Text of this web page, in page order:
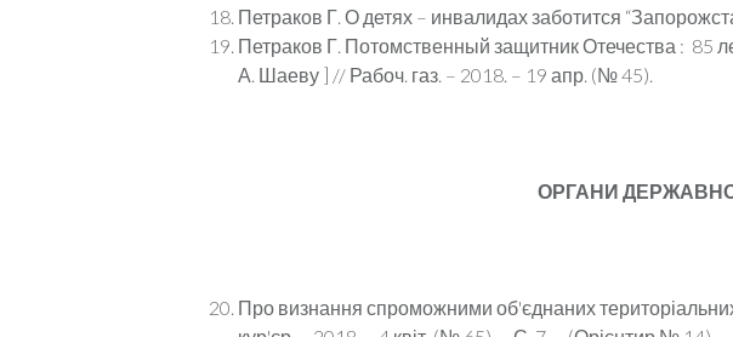
Петраков Г. О детях – инвалидах заботится
Петраков Г. Потомственный защитник Отечества : 85
А. Шаеву ] // Рабоч. газ. – 2018. – 19 апр. (№ 45).
ОРГАНИ
Про визнання спроможними об'єднаних